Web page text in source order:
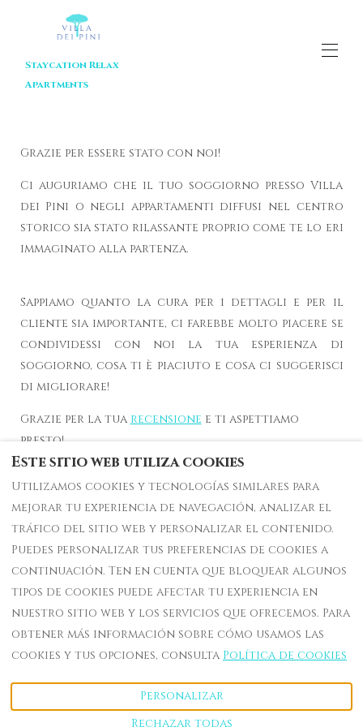
Staycation Relax
Apartments
Cómo Encontrarnos
Capoliveri
Contáctenos
Reseñas
Grazie per essere stato con noi!
Ci auguriamo che il tuo soggiorno presso Villa
dei Pini o negli appartamenti diffusi nel centro
storico sia stato rilassante proprio come te lo eri
immaginato alla partenza.
Sappiamo quanto la cura per i dettagli e per il
cliente sia importante, ci farebbe molto piacere se
condividessi con noi la tua esperienza di
soggiorno, cosa ti è piaciuto e cosa ci suggerisci
di migliorare!
Grazie per la tua recensione e ti aspettiamo
presto!
información y reservas
Números Útiles - Emergencias
3756655693
Capoliveri , Toscana,
Email:
Todos los derechos
reservados
by Lodgify
Este sitio web utiliza cookies
Utilizamos cookies y tecnologías similares para
mejorar tu experiencia de navegación, analizar el
tráfico del sitio web y personalizar el contenido.
Puedes personalizar tus preferencias de cookies a
continuación. Ten en cuenta que bloquear algunos
tipos de cookies puede afectar tu experiencia en
nuestro sitio web y los servicios que ofrecemos. Para
obtener más información sobre cómo usamos las
cookies y tus opciones, consulta Política de cookies
Personalizar
Rechazar todas